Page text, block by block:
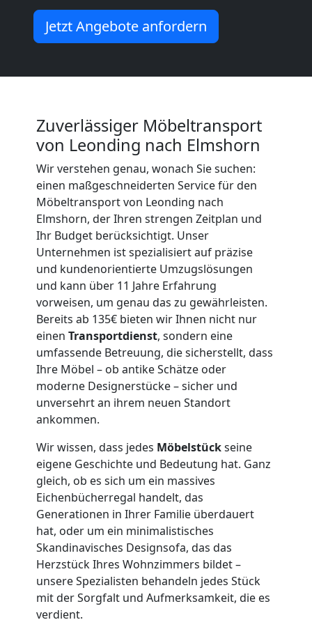
Jetzt Angebote anfordern
Zuverlässiger Möbeltransport
von Leonding nach Elmshorn
Wir verstehen genau, wonach Sie suchen:
einen maßgeschneiderten Service für den
Möbeltransport von Leonding nach
Elmshorn, der Ihren strengen Zeitplan und
Ihr Budget berücksichtigt. Unser
Unternehmen ist spezialisiert auf präzise
und kundenorientierte Umzugslösungen
und kann über 11 Jahre Erfahrung
vorweisen, um genau das zu gewährleisten.
Bereits ab 135€ bieten wir Ihnen nicht nur
einen Transportdienst, sondern eine
umfassende Betreuung, die sicherstellt, dass
Ihre Möbel – ob antike Schätze oder
moderne Designerstücke – sicher und
unversehrt an ihrem neuen Standort
ankommen.
Wir wissen, dass jedes Möbelstückseine
eigene Geschichte und Bedeutung hat. Ganz
gleich, ob es sich um ein massives
Eichenbücherregal handelt, das
Generationen in Ihrer Familie überdauert
hat, oder um ein minimalistisches
Skandinavisches Designsofa, das das
Herzstück Ihres Wohnzimmers bildet –
unsere Spezialisten behandeln jedes Stück
mit der Sorgfalt und Aufmerksamkeit, die es
verdient.
LKW
Kunsttransport
Leonding
Umzug
Leonding
Mann
LKW
Möbellift
Leonding
Übersiedlung
Leonding